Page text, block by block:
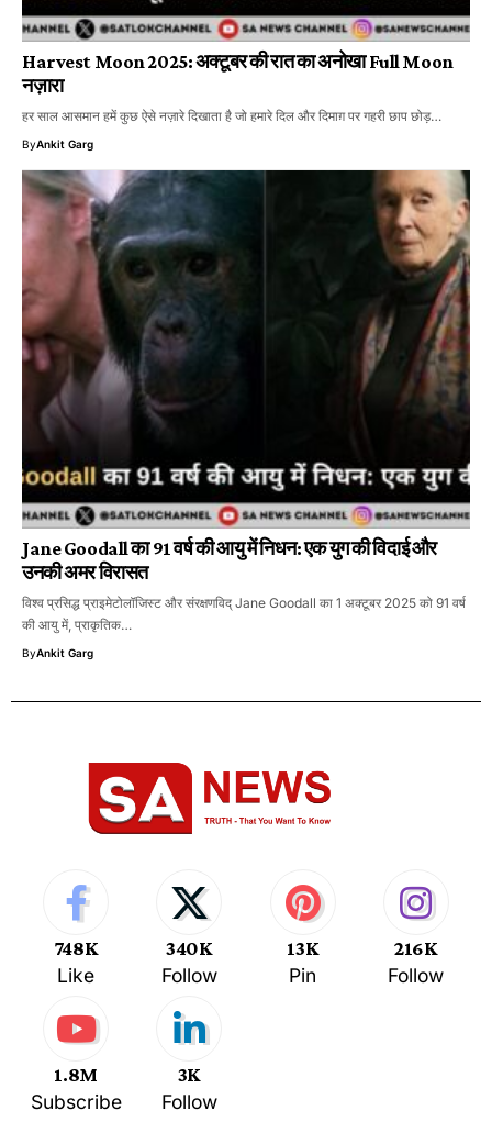
Harvest Moon 2025: अक्टूबर की रात का अनोखा Full Moon
नज़ारा
हर साल आसमान हमें कुछ ऐसे नज़ारे दिखाता है जो हमारे दिल और दिमाग़ पर गहरी छाप छोड़…
ByAnkit Garg
Jane Goodall का 91 वर्ष की आयु में निधन: एक युग की विदाई और
उनकी अमर विरासत
विश्व प्रसिद्ध प्राइमेटोलॉजिस्ट और संरक्षणविद् Jane Goodall का 1 अक्टूबर 2025 को 91 वर्ष
की आयु में, प्राकृतिक…
ByAnkit Garg
748K
Like
340K
Follow
13K
Pin
216K
Follow
1.8M
Subscribe
3K
Follow